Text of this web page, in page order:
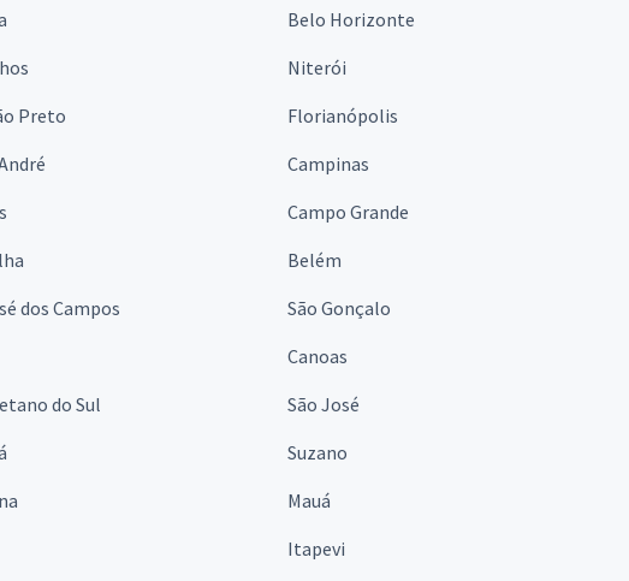
Belo Horizonte
Niterói
Preto Florianópolis
Campinas
Campo Grande
Belém
dos Campos São Gonçalo
Canoas
do Sul São José
Suzano
Mauá
Itapevi